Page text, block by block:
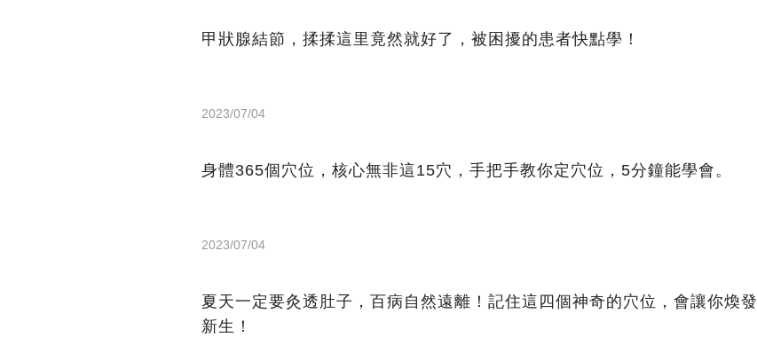
甲狀腺結節，揉揉這里竟然就好了，被困擾的患者快點學！
2023/07/04
身體365個穴位，核心無非這15穴，手把手教你定穴位，5分鐘能學會。
2023/07/04
夏天一定要灸透肚子，百病自然遠離！記住這四個神奇的穴位，會讓你煥發
新生！